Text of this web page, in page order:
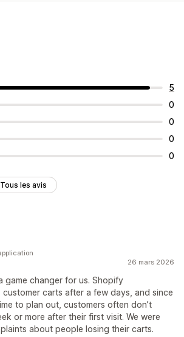
5
0
0
0
0
Tous les avis
26 mars 2026
game changer for us. Shopify
carts after a few days, and since
to plan out, customers often don’t
or more after their first visit. We were
about people losing their carts.